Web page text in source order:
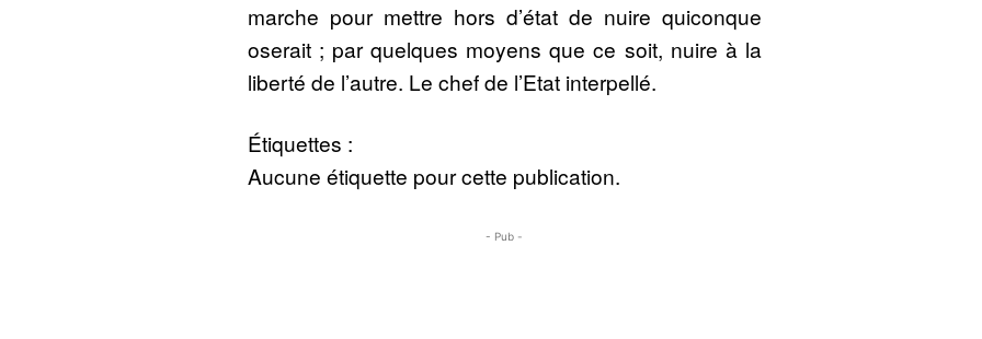
marche pour mettre hors d’état de nuire quiconque
oserait ; par quelques moyens que ce soit, nuire à la
liberté de l’autre. Le chef de l’Etat interpellé.
Étiquettes :
Aucune étiquette pour cette publication.
- Pub -